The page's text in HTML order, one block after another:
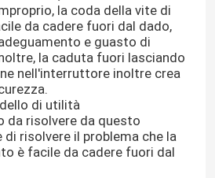
la coda della vite di
da cadere fuori dal dado,
e guasto di
la caduta fuori lasciando
nell'interruttore inoltre crea
di utilità
da risolvere da questo
risolvere il problema che la
è facile da cadere fuori dal